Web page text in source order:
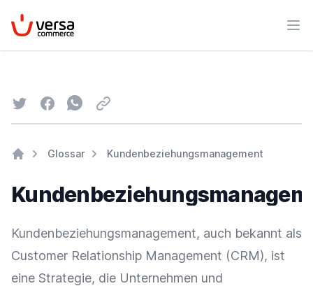
VersaCommerce
TwitterFacebookWhatsapp
Email
Glossar Kundenbeziehungsmanagement
Kundenbeziehungsmanagement, auch bekannt als
Customer Relationship Management (CRM), ist
eine Strategie, die Unternehmen und